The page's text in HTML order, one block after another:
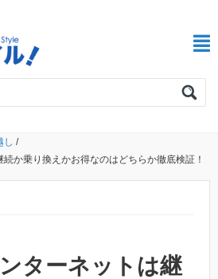
し /
か乗り換えかお得なのはどちらか徹底検証！
ターネットは継